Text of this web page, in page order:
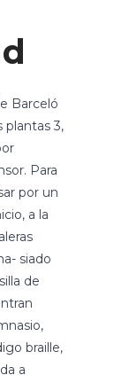
Barceló
plantas 3,
Para
por un
a la
siado
de
braille,
a